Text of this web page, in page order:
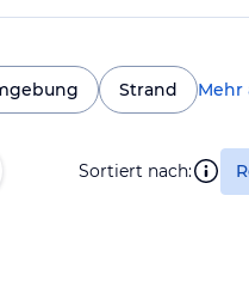
Strand Mehr
Sortiert nach: